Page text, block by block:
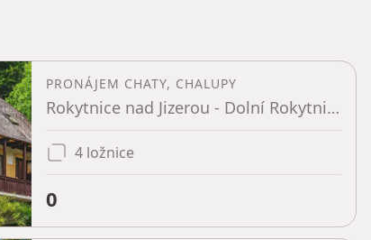
PRONÁJEM CHATY, CHALUPY
Rokytnice nad Jizerou - Dolní Rokytnice, Liberecký kraj
4 ložnice
0